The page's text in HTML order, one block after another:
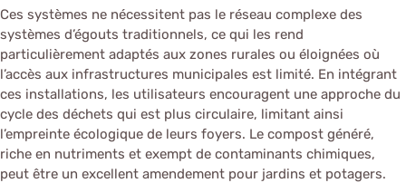
Ces systèmes ne nécessitent pas le réseau complexe des
systèmes d’égouts traditionnels, ce qui les rend
particulièrement adaptés aux zones rurales ou éloignées où
l’accès aux infrastructures municipales est limité. En intégrant
ces installations, les utilisateurs encouragent une approche du
cycle des déchets qui est plus circulaire, limitant ainsi
l’empreinte écologique de leurs foyers. Le compost généré,
riche en nutriments et exempt de contaminants chimiques,
peut être un excellent amendement pour jardins et potagers.